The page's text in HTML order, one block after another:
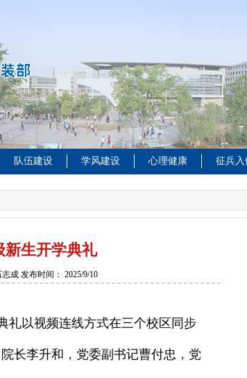
队伍建设 学风建设 心理健康 征兵入
新生开学典礼
志成 发布时间： 2025/9/10
礼以视频连线方式在三个校区同步
长李升和，党委副书记曹付忠，党